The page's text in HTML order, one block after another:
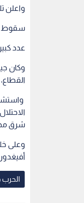
واعلن
سقوط
عدد
وكان
شرق
وعلى